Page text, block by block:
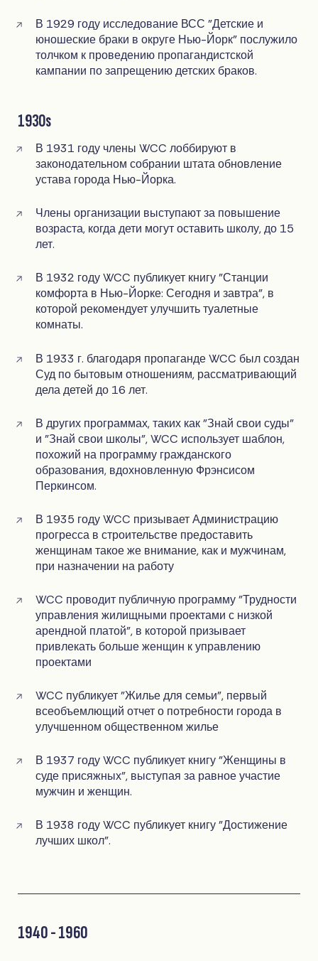
В 1929 году исследование ВСС "Детские и
юношеские браки в округе Нью-Йорк" послужило
толчком к проведению пропагандистской
кампании по запрещению детских браков.
1930s
В 1931 году члены WCC лоббируют в
законодательном собрании штата обновление
устава города Нью-Йорка.
Члены организации выступают за повышение
возраста, когда дети могут оставить школу, до 15
лет.
В 1932 году WCC публикует книгу "Станции
комфорта в Нью-Йорке: Сегодня и завтра", в
которой рекомендует улучшить туалетные
комнаты.
В 1933 г. благодаря пропаганде WCC был создан
Суд по бытовым отношениям, рассматривающий
дела детей до 16 лет.
В других программах, таких как "Знай свои суды"
и "Знай свои школы", WCC использует шаблон,
похожий на программу гражданского
образования, вдохновленную Фрэнсисом
Перкинсом.
В 1935 году WCC призывает Администрацию
прогресса в строительстве предоставить
женщинам такое же внимание, как и мужчинам,
при назначении на работу
WCC проводит публичную программу "Трудности
управления жилищными проектами с низкой
арендной платой", в которой призывает
привлекать больше женщин к управлению
проектами
WCC публикует "Жилье для семьи", первый
всеобъемлющий отчет о потребности города в
улучшенном общественном жилье
В 1937 году WCC публикует книгу "Женщины в
суде присяжных", выступая за равное участие
мужчин и женщин.
В 1938 году WCC публикует книгу "Достижение
лучших школ".
1940 - 1960